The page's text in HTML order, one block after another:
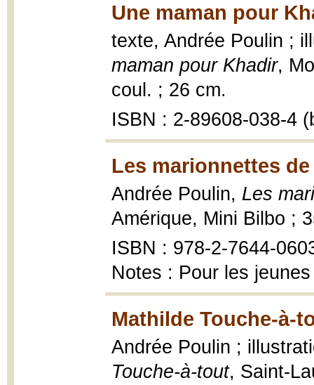
Une maman pour
texte, Andrée Poulin ;
maman pour Khadir,
coul. ; 26 cm.
ISBN : 2-89608-038-4
Les marionnettes
Andrée Poulin, Les
Amérique, Mini Bilbo ;
ISBN : 978-2-7644-
Notes : Pour les jeunes
Mathilde Touche-à-
Andrée Poulin ;
Touche-à-tout, Saint-